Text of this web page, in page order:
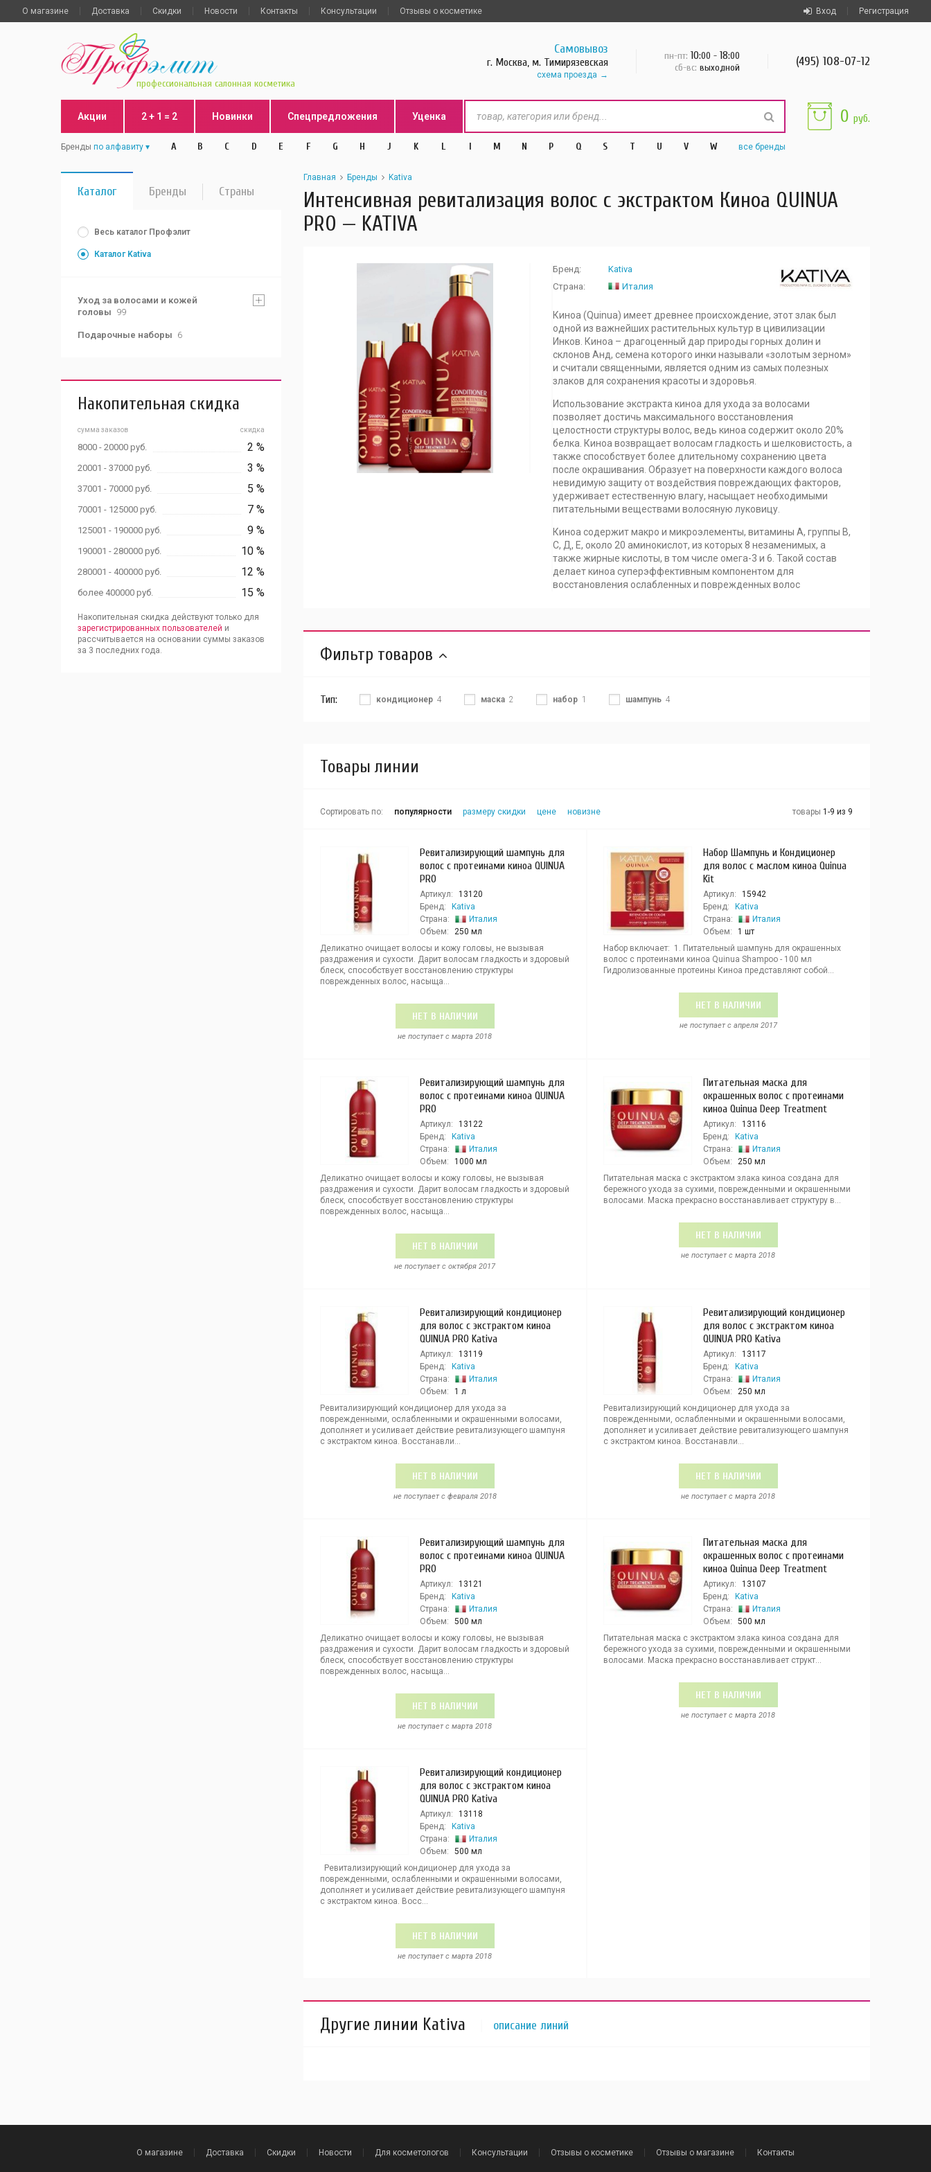
Вход Регистрация
О магазине Доставка Скидки Новости Контакты Консультации Отзывы о косметике
профессиональная салонная косметика
Самовывоз
г. Москва, м. Тимирязевская
схема проезда
пн-пт: 10:00 - 18:00
сб-вс: выходной (495) 108-07-12
Акции 2 + 1 = 2 Новинки Спецпредложения Уценка
Бренды по алфавиту A B C D E F G H J K L l M N P Q S T U V W все бренды
0 руб.
Каталог Бренды Страны
Весь каталог Профэлит
Каталог Kativa
Уход за волосами и кожей
головы 99
Подарочные наборы 6
Накопительная скидка
скидка
сумма заказов
2 %
8000 - 20000 руб.
3 %
20001 - 37000 руб.
5 %
37001 - 70000 руб.
7 %
70001 - 125000 руб.
9 %
125001 - 190000 руб.
10 %
190001 - 280000 руб.
12 %
280001 - 400000 руб.
15 %
более 400000 руб.
Накопительная скидка действуют только для
зарегистрированных пользователей и
рассчитывается на основании суммы заказов
за 3 последних года.
Главная Бренды Kativa
Интенсивная ревитализация волос с экстрактом Киноа QUINUA
PRO — KATIVA
Бренд:
Kativa
Страна:
Италия
Киноа (Quinua) имеет древнее происхождение, этот злак был
одной из важнейших растительных культур в цивилизации
Инков. Киноа – драгоценный дар природы горных долин и
склонов Анд, семена которого инки называли «золотым зерном»
и считали священными, является одним из самых полезных
злаков для сохранения красоты и здоровья.
Использование экстракта киноа для ухода за волосами
позволяет достичь максимального восстановления
целостности структуры волос, ведь киноа содержит около 20%
белка. Киноа возвращает волосам гладкость и шелковистость, а
также способствует более длительному сохранению цвета
после окрашивания. Образует на поверхности каждого волоса
невидимую защиту от воздействия повреждающих факторов,
удерживает естественную влагу, насыщает необходимыми
питательными веществами волосяную луковицу.
Киноа содержит макро и микроэлементы, витамины А, группы В,
С, Д, Е, около 20 аминокислот, из которых 8 незаменимых, а
также жирные кислоты, в том числе омега-3 и 6. Такой состав
делает киноа суперэффективным компонентом для
восстановления ослабленных и поврежденных волос
Фильтр товаров
Тип: кондиционер 4 маска 2 набор 1 шампунь 4
Товары линии
Сортировать по: популярности размеру скидки цене новизне товары 1-9 из 9
Ревитализирующий шампунь для
волос с протеинами киноа QUINUA
PRO
Артикул:
13120
Бренд:
Kativa
Страна:
Италия
Объем:
250 мл
Деликатно очищает волосы и кожу головы, не вызывая
раздражения и сухости. Дарит волосам гладкость и здоровый
блеск, способствует восстановлению структуры
поврежденных волос, насыща...
НЕТ В НАЛИЧИИ
не поступает c марта 2018
Набор Шампунь и Кондиционер
для волос с маслом киноа Quinua
Kit
Артикул:
15942
Бренд:
Kativa
Страна:
Италия
Объем:
1 шт
Набор включает: 1. Питательный шампунь для окрашенных
волос с протеинами киноа Quinua Shampoo - 100 мл
Гидролизованные протеины Киноа представляют собой...
НЕТ В НАЛИЧИИ
не поступает c апреля 2017
Ревитализирующий шампунь для
волос с протеинами киноа QUINUA
PRO
Артикул:
13122
Бренд:
Kativa
Страна:
Италия
Объем:
1000 мл
Деликатно очищает волосы и кожу головы, не вызывая
раздражения и сухости. Дарит волосам гладкость и здоровый
блеск, способствует восстановлению структуры
поврежденных волос, насыща...
НЕТ В НАЛИЧИИ
не поступает c октября 2017
Питательная маска для
окрашенных волос с протеинами
киноа Quinua Deep Treatment
Артикул:
13116
Бренд:
Kativa
Страна:
Италия
Объем:
250 мл
Питательная маска с экстрактом злака киноа создана для
бережного ухода за сухими, поврежденными и окрашенными
волосами. Маска прекрасно восстанавливает структуру в...
НЕТ В НАЛИЧИИ
не поступает c марта 2018
Ревитализирующий кондиционер
для волос с экстрактом киноа
QUINUA PRO Kativa
Артикул:
13119
Бренд:
Kativa
Страна:
Италия
Объем:
1 л
Ревитализирующий кондиционер для ухода за
поврежденными, ослабленными и окрашенными волосами,
дополняет и усиливает действие ревитализующего шампуня
с экстрактом киноа. Восстанавли...
НЕТ В НАЛИЧИИ
не поступает c февраля 2018
Ревитализирующий кондиционер
для волос с экстрактом киноа
QUINUA PRO Kativa
Артикул:
13117
Бренд:
Kativa
Страна:
Италия
Объем:
250 мл
Ревитализирующий кондиционер для ухода за
поврежденными, ослабленными и окрашенными волосами,
дополняет и усиливает действие ревитализующего шампуня
с экстрактом киноа. Восстанавли...
НЕТ В НАЛИЧИИ
не поступает c марта 2018
Ревитализирующий шампунь для
волос с протеинами киноа QUINUA
PRO
Артикул:
13121
Бренд:
Kativa
Страна:
Италия
Объем:
500 мл
Деликатно очищает волосы и кожу головы, не вызывая
раздражения и сухости. Дарит волосам гладкость и здоровый
блеск, способствует восстановлению структуры
поврежденных волос, насыща...
НЕТ В НАЛИЧИИ
не поступает c марта 2018
Питательная маска для
окрашенных волос с протеинами
киноа Quinua Deep Treatment
Артикул:
13107
Бренд:
Kativa
Страна:
Италия
Объем:
500 мл
Питательная маска с экстрактом злака киноа создана для
бережного ухода за сухими, поврежденными и окрашенными
волосами. Маска прекрасно восстанавливает структ...
НЕТ В НАЛИЧИИ
не поступает c марта 2018
Ревитализирующий кондиционер
для волос с экстрактом киноа
QUINUA PRO Kativa
Артикул:
13118
Бренд:
Kativa
Страна:
Италия
Объем:
500 мл
Ревитализирующий кондиционер для ухода за
поврежденными, ослабленными и окрашенными волосами,
дополняет и усиливает действие ревитализующего шампуня
с экстрактом киноа. Восс...
НЕТ В НАЛИЧИИ
не поступает c марта 2018
Другие линии Kativa описание линий
О магазине Доставка Скидки Новости Для косметологов Консультации Отзывы о косметике Отзывы о магазине Контакты